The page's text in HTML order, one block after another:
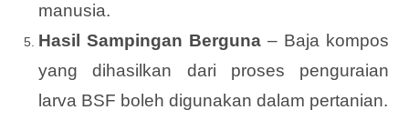
manusia.
Hasil Sampingan Berguna – Baja kompos
yang dihasilkan dari proses penguraian
larva BSF boleh digunakan dalam pertanian.